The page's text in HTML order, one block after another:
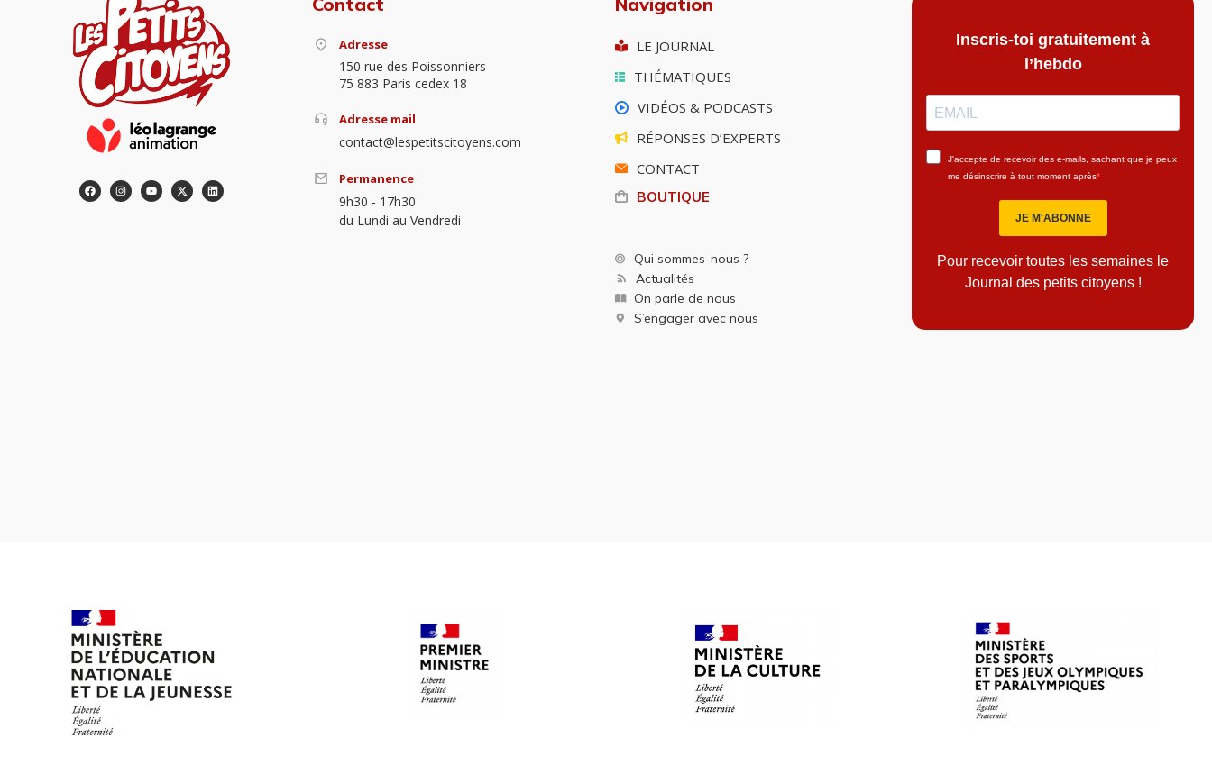
Adresse
150 rue des Poissonniers
75 883 Paris cedex 18
Adresse mail
contact@lespetitscitoyens.com
Permanence
9h30 - 17h30
du Lundi au Vendredi
LE JOURNAL
THÉMATIQUES
VIDÉOS & PODCASTS
RÉPONSES D’EXPERTS
CONTACT
BOUTIQUE
Qui sommes-nous ?
Actualités
On parle de nous
S’engager avec nous